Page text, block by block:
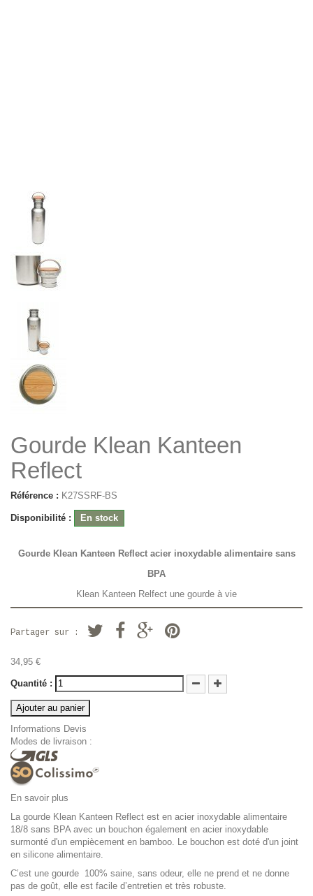
Gourde Klean Kanteen
Reflect
Référence : K27SSRF-BS
Disponibilité : En stock
Gourde Klean Kanteen Reflect acier inoxydable alimentaire sans
BPA
Klean Kanteen Relfect une gourde à vie
Partager sur :
34,95 €
Quantité :
Ajouter au panier
Informations Devis
Modes de livraison :
En savoir plus
La gourde Klean Kanteen Reflect est en acier inoxydable alimentaire
18/8 sans BPA avec un bouchon également en acier inoxydable
surmonté d'un empiècement en bamboo. Le bouchon est doté d'un joint
en silicone alimentaire.
C’est une gourde 100% saine, sans odeur, elle ne prend et ne donne
pas de goût, elle est facile d’entretien et très robuste.